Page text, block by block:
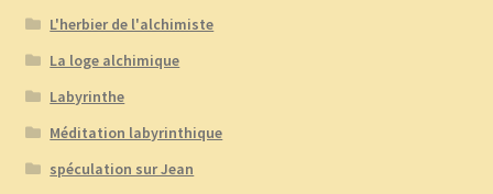
L'herbier de l'alchimiste
La loge alchimique
Labyrinthe
Méditation labyrinthique
spéculation sur Jean